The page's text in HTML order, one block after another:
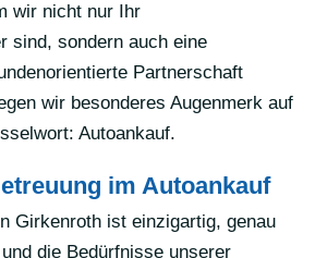
wir nicht nur Ihr
sind, sondern auch eine
Partnerschaft
wir besonderes Augenmerk auf
Autoankauf.
im Autoankauf
Girkenroth ist einzigartig, genau
die Bedürfnisse unserer